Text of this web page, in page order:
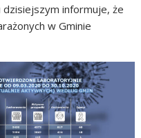
informuje, że
w Gminie